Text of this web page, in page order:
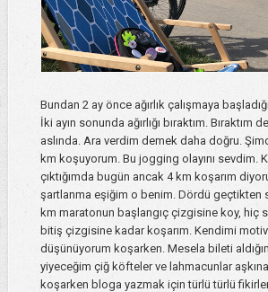
Bundan 2 ay önce ağırlık çalışmaya
İki ayın sonunda ağırlığı bıraktım. Bıraktım
aslında. Ara verdim demek daha doğru.
km koşuyorum. Bu jogging olayını sevdim.
çıktığımda bugün ancak 4 km koşarım
şartlanma eşiğim o benim. Dördü geçtikten
km maratonun başlangıç çizgisine koy, hiç
bitiş çizgisine kadar koşarım. Kendimi
düşünüyorum koşarken. Mesela bileti
yiyeceğim çiğ köfteler ve lahmacunlar
koşarken bloga yazmak için türlü türlü